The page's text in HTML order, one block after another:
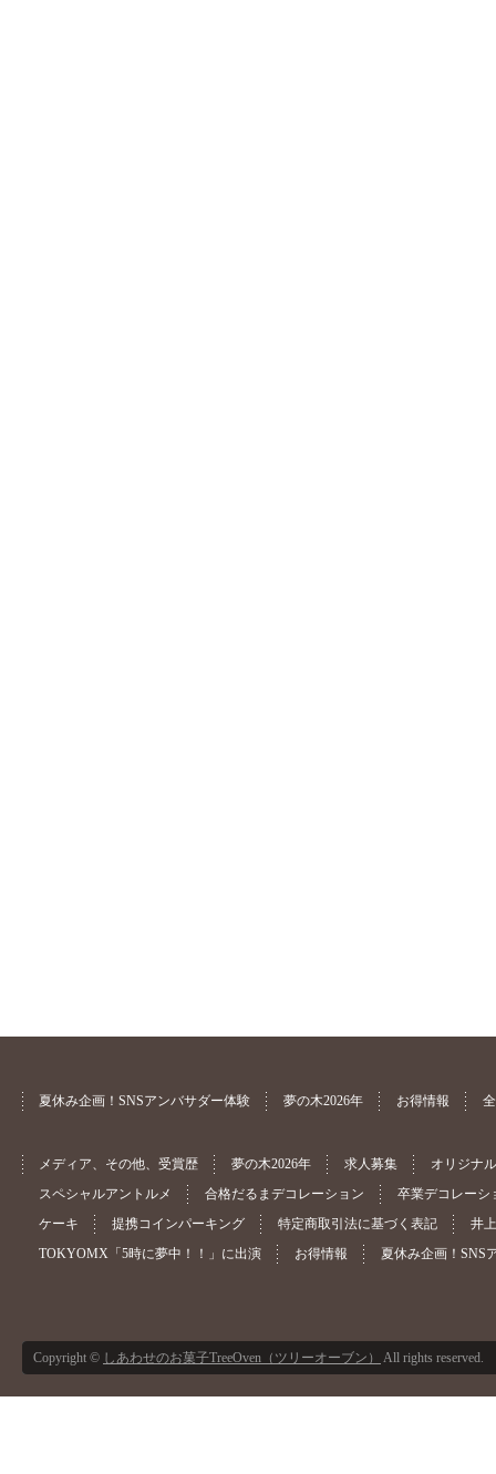
夏休み企画！SNSアンバサダー体験 夢の木2026年 お得情報
メディア、その他、受賞歴 夢の木2026年 求人募集
オリジナ
スペシャルアントルメ
合格だるまデコレーション
卒業デコレーシ
ケーキ
提携コインパーキング 特定商取引法に基づく表記
井
TOKYOMX「5時に夢中！！」に出演
お得情報 夏休み企画！SNS
Copyright © しあわせのお菓子TreeOven（ツリーオーブン） All rights reserved.